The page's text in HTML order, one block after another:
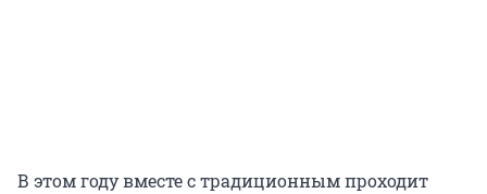
В этом году вместе с традиционным проходит